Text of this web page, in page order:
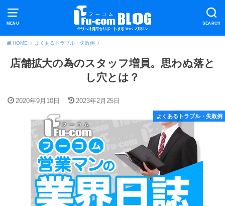
MENU SEARCH
HOME よくあるトラブル・失敗例
店舗拡大の為のスタッフ増員。思わぬ落と
し穴とは？
2020年9月10日 2023年2月25日
よくあるトラブル・失敗例